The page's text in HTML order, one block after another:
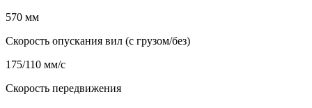
570 мм
Скорость опускания вил (с грузом/без)
175/110 мм/с
Скорость передвижения